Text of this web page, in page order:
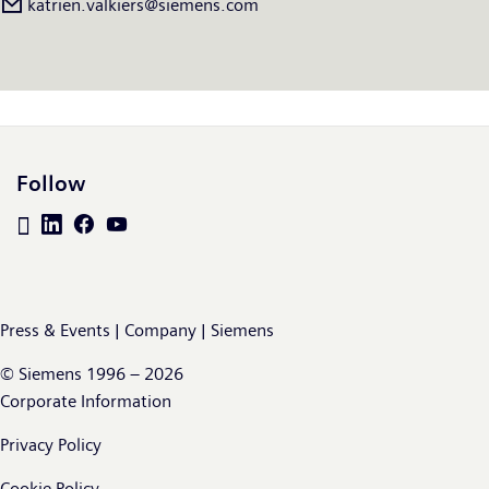
katrien.valkiers@siemens.com
Follow
Press & Events | Company | Siemens
© Siemens 1996 – 2026
Corporate Information
Privacy Policy